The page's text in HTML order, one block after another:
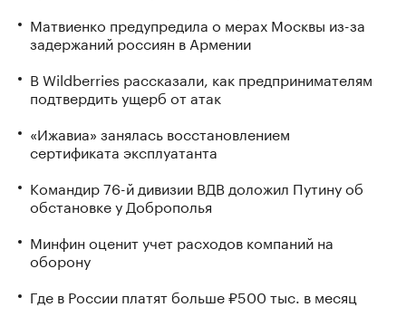
Матвиенко предупредила о мерах Москвы из-за
задержаний россиян в Армении
В Wildberries рассказали, как предпринимателям
подтвердить ущерб от атак
«Ижавиа» занялась восстановлением
сертификата эксплуатанта
Командир 76-й дивизии ВДВ доложил Путину об
обстановке у Доброполья
Минфин оценит учет расходов компаний на
оборону
Где в России платят больше ₽500 тыс. в месяц